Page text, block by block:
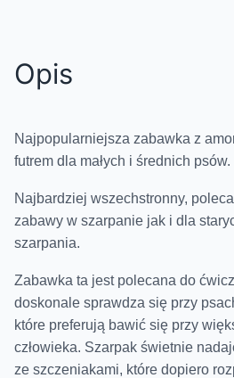
Opis
Najpopularniejsza zabawka z
futrem dla małych i średnich psów.
Najbardziej wszechstronny,
zabawy w szarpanie jak i dla
szarpania.
Zabawka ta jest polecana do
doskonale sprawdza się przy
które preferują bawić się przy
człowieka. Szarpak świetnie
ze szczeniakami, które dopiero